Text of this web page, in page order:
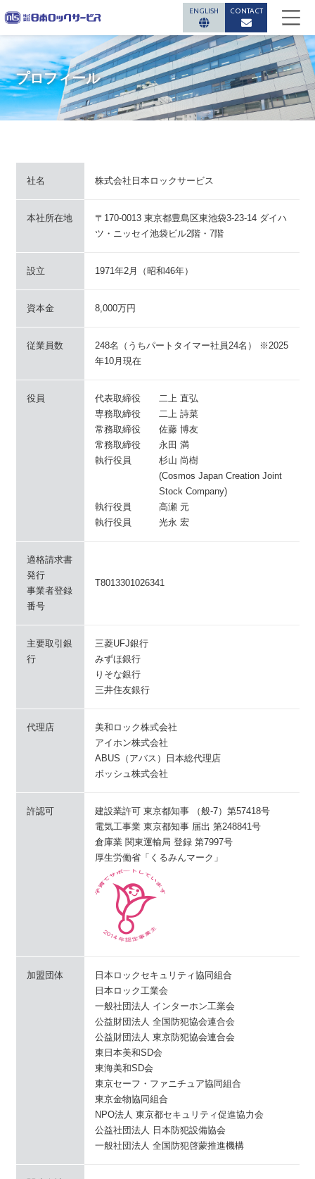
ENGLISH CONTACT
プロフィール
社名 株式会社日本ロックサービス
本社所在地
〒170-0013 東京都豊島区東池袋3-23-14 ダイハ
ツ・ニッセイ池袋ビル2階・7階
設立 1971年2月（昭和46年）
資本金 8,000万円
従業員数
248名（うちパートタイマー社員24名） ※2025
年10月現在
役員 代表取締役
二上 直弘
専務取締役
二上 詩菜
常務取締役
佐藤 博友
常務取締役
永田 満
執行役員
杉山 尚樹
(Cosmos Japan Creation Joint
Stock Company)
執行役員
高瀬 元
執行役員
光永 宏
適格請求書
発行
事業者登録
番号
T8013301026341
主要取引銀
行
三菱UFJ銀行
みずほ銀行
りそな銀行
三井住友銀行
代理店
美和ロック株式会社
アイホン株式会社
ABUS（アバス）日本総代理店
ボッシュ株式会社
許認可
建設業許可 東京都知事 （般-7）第57418号
電気工事業 東京都知事 届出 第248841号
倉庫業 関東運輸局 登録 第7997号
厚生労働省「くるみんマーク」
加盟団体
日本ロックセキュリティ協同組合
日本ロック工業会
一般社団法人 インターホン工業会
公益財団法人 全国防犯協会連合会
公益財団法人 東京防犯協会連合会
東日本美和SD会
東海美和SD会
東京セーフ・ファニチュア協同組合
東京金物協同組合
NPO法人 東京都セキュリティ促進協力会
公益社団法人 日本防犯設備協会
一般社団法人 全国防犯啓蒙推進機構